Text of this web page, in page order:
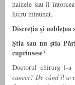
hainele sau îl
lucru minunat.
Discreţia şi nobleţea
Ştia sau nu ştia
cuprinsese?
Doctorul chirurg l-a
cancer? De când îl